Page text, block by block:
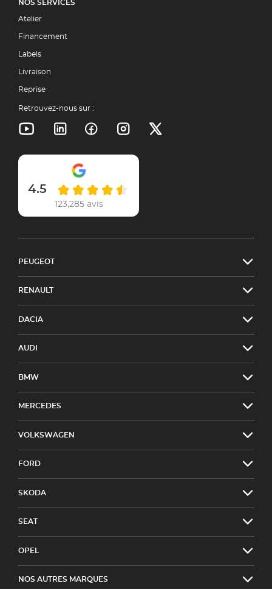
NOS SERVICES
Atelier
Financement
Labels
Livraison
Reprise
Retrouvez-nous sur :
4.5
123,285 avis
PEUGEOT
RENAULT
DACIA
AUDI
BMW
MERCEDES
VOLKSWAGEN
FORD
SKODA
SEAT
OPEL
NOS AUTRES MARQUES